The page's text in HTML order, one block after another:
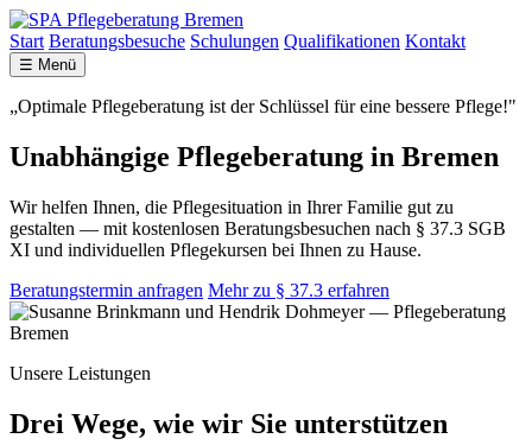
Start Beratungsbesuche Schulungen Qualifikationen Kontakt
☰ Menü
„Optimale Pflegeberatung ist der Schlüssel für eine bessere Pflege!"
Unabhängige Pflegeberatung in Bremen
Wir helfen Ihnen, die Pflegesituation in Ihrer Familie gut zu
gestalten — mit kostenlosen Beratungsbesuchen nach § 37.3 SGB
XI und individuellen Pflegekursen bei Ihnen zu Hause.
Beratungstermin anfragen Mehr zu § 37.3 erfahren
Unsere Leistungen
Drei Wege, wie wir Sie unterstützen